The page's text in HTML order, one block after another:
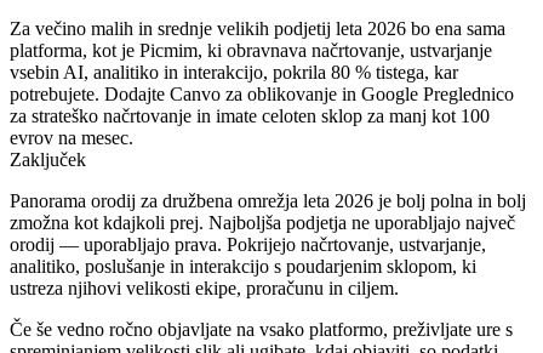
Za večino malih in srednje velikih podjetij leta 2026 bo ena sama
platforma, kot je Picmim, ki obravnava načrtovanje, ustvarjanje
vsebin AI, analitiko in interakcijo, pokrila 80 % tistega, kar
potrebujete. Dodajte Canvo za oblikovanje in Google Preglednico
za strateško načrtovanje in imate celoten sklop za manj kot 100
evrov na mesec.
Zaključek
Panorama orodij za družbena omrežja leta 2026 je bolj polna in bolj
zmožna kot kdajkoli prej. Najboljša podjetja ne uporabljajo največ
orodij — uporabljajo prava. Pokrijejo načrtovanje, ustvarjanje,
analitiko, poslušanje in interakcijo s poudarjenim sklopom, ki
ustreza njihovi velikosti ekipe, proračunu in ciljem.
Če še vedno ročno objavljate na vsako platformo, preživljate ure s